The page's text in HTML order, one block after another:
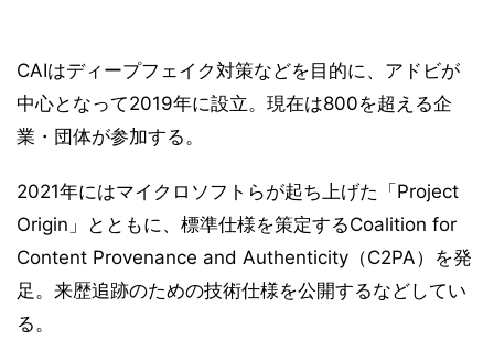
CAIはディープフェイク対策などを目的に、アドビが
中心となって2019年に設立。現在は800を超える企
業・団体が参加する。
2021年にはマイクロソフトらが起ち上げた「Project
Origin」とともに、標準仕様を策定するCoalition for
Content Provenance and Authenticity（C2PA）を発
足。来歴追跡のための技術仕様を公開するなどしてい
る。